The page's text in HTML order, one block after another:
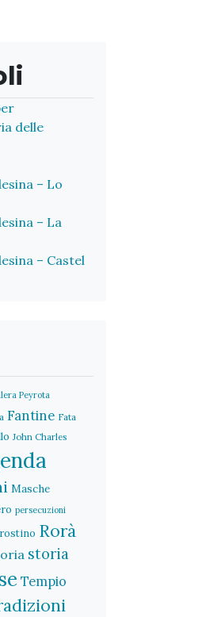
delle
– Lo
– La
– Castel
Peyrota
Fantine Fata
John Charles
Masche
persecuzioni
Rorà
storia
Tempio